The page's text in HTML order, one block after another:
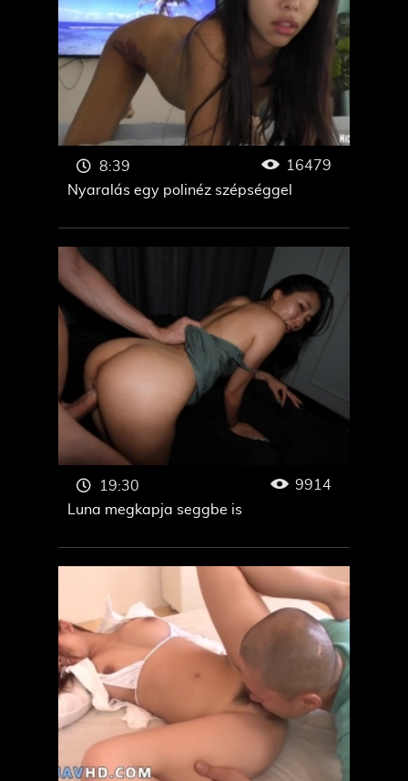
Nyaralás egy polinéz szépséggel
8:39 16479
Luna megkapja seggbe is
19:30 9914